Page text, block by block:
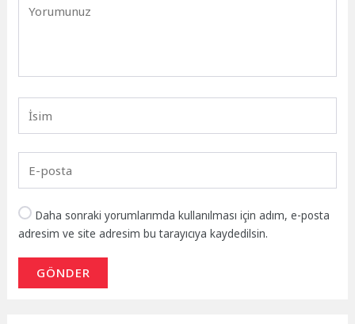
Daha sonraki yorumlarımda kullanılması için adım, e-posta
adresim ve site adresim bu tarayıcıya kaydedilsin.
GÖNDER